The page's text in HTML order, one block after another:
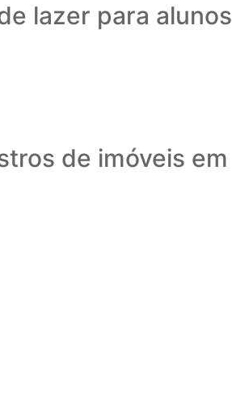
lazer para alunos
de imóveis em